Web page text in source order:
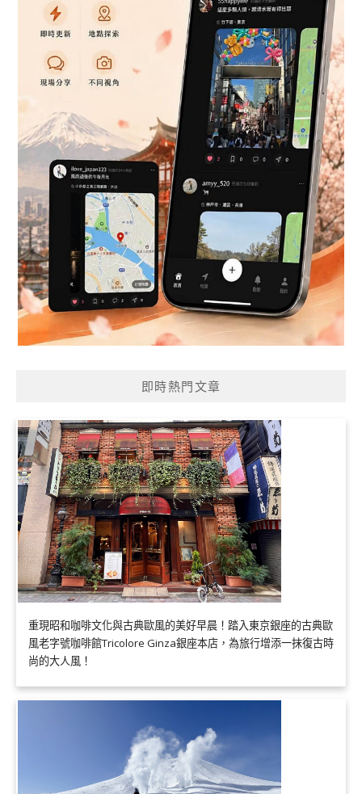
即時熱門文章
重現昭和咖啡文化與古典歐風的美好早晨！踏入東京銀座的古典歐
風老字號咖啡館Tricolore Ginza銀座本店，為旅行增添一抹復古時
尚的大人風！